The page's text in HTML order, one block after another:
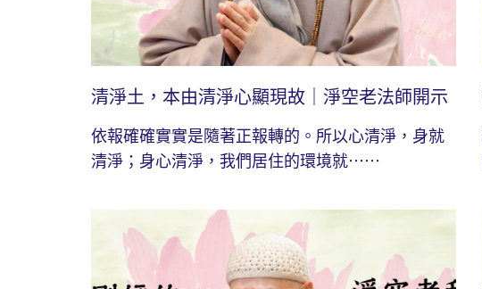
清淨土，本由清淨心顯現故｜淨空老法師開示
依報確確實實是隨著正報轉的。所以心清淨，身就
清淨；身心清淨，我們居住的環境就⋯⋯